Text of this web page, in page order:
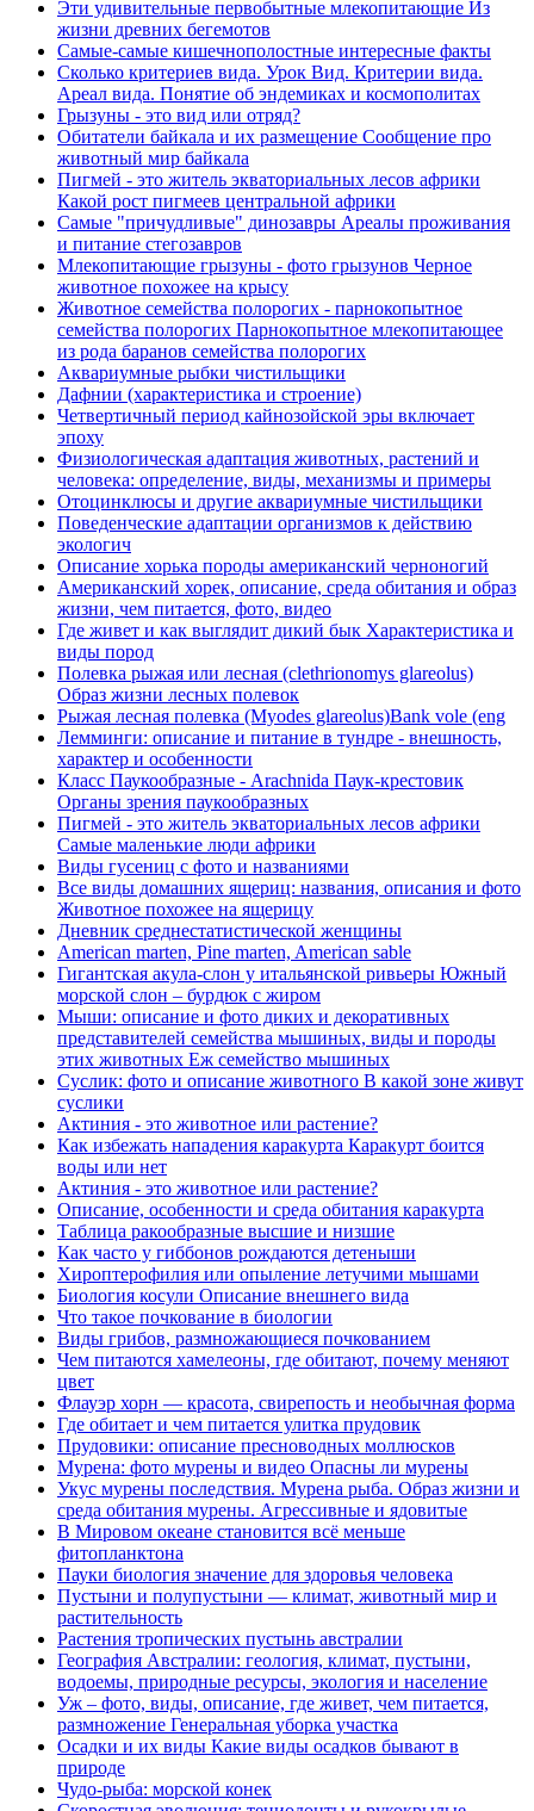
Эти удивительные первобытные млекопитающие Из
жизни древних бегемотов
Самые-самые кишечнополостные интересные факты
Сколько критериев вида. Урок Вид. Критерии вида.
Ареал вида. Понятие об эндемиках и космополитах
Грызуны - это вид или отряд?
Обитатели байкала и их размещение Сообщение про
животный мир байкала
Пигмей - это житель экваториальных лесов африки
Какой рост пигмеев центральной африки
Самые "причудливые" динозавры Ареалы проживания
и питание стегозавров
Млекопитающие грызуны - фото грызунов Черное
животное похожее на крысу
Животное семейства полорогих - парнокопытное
семейства полорогих Парнокопытное млекопитающее
из рода баранов семейства полорогих
Аквариумные рыбки чистильщики
Дафнии (характеристика и строение)
Четвертичный период кайнозойской эры включает
эпоху
Физиологическая адаптация животных, растений и
человека: определение, виды, механизмы и примеры
Отоцинклюсы и другие аквариумные чистильщики
Поведенческие адаптации организмов к действию
экологич
Описание хорька породы американский черноногий
Американский хорек, описание, среда обитания и образ
жизни, чем питается, фото, видео
Где живет и как выглядит дикий бык Характеристика и
виды пород
Полевка рыжая или лесная (clethrionomys glareolus)
Образ жизни лесных полевок
Рыжая лесная полевка (Myodes glareolus)Bank vole (eng
Лемминги: описание и питание в тундре - внешность,
характер и особенности
Класс Паукообразные - Arachnida Паук-крестовик
Органы зрения паукообразных
Пигмей - это житель экваториальных лесов африки
Самые маленькие люди африки
Виды гусениц с фото и названиями
Все виды домашних ящериц: названия, описания и фото
Животное похожее на ящерицу
Дневник среднестатистической женщины
American marten, Pine marten, American sable
Гигантская акула-слон у итальянской ривьеры Южный
морской слон – бурдюк с жиром
Мыши: описание и фото диких и декоративных
представителей семейства мышиных, виды и породы
этих животных Еж семейство мышиных
Суслик: фото и описание животного В какой зоне живут
суслики
Актиния - это животное или растение?
Как избежать нападения каракурта Каракурт боится
воды или нет
Актиния - это животное или растение?
Описание, особенности и среда обитания каракурта
Таблица ракообразные высшие и низшие
Как часто у гиббонов рождаются детеныши
Хироптерофилия или опыление летучими мышами
Биология косули Описание внешнего вида
Что такое почкование в биологии
Виды грибов, размножающиеся почкованием
Чем питаются хамелеоны, где обитают, почему меняют
цвет
Флауэр хорн — красота, свирепость и необычная форма
Где обитает и чем питается улитка прудовик
Прудовики: описание пресноводных моллюсков
Мурена: фото мурены и видео Опасны ли мурены
Укус мурены последствия. Мурена рыба. Образ жизни и
среда обитания мурены. Агрессивные и ядовитые
В Мировом океане становится всё меньше
фитопланктона
Пауки биология значение для здоровья человека
Пустыни и полупустыни — климат, животный мир и
растительность
Растения тропических пустынь австралии
География Австралии: геология, климат, пустыни,
водоемы, природные ресурсы, экология и население
Уж – фото, виды, описание, где живет, чем питается,
размножение Генеральная уборка участка
Осадки и их виды Какие виды осадков бывают в
природе
Чудо-рыба: морской конек